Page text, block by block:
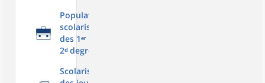
Population
scolarisée
des 1ᵉʳ et
2ᵈ degrés
Scolarisation